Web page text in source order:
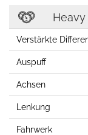
Verstärkte
Auspuff
Achsen
Lenkung
Fahrwerk